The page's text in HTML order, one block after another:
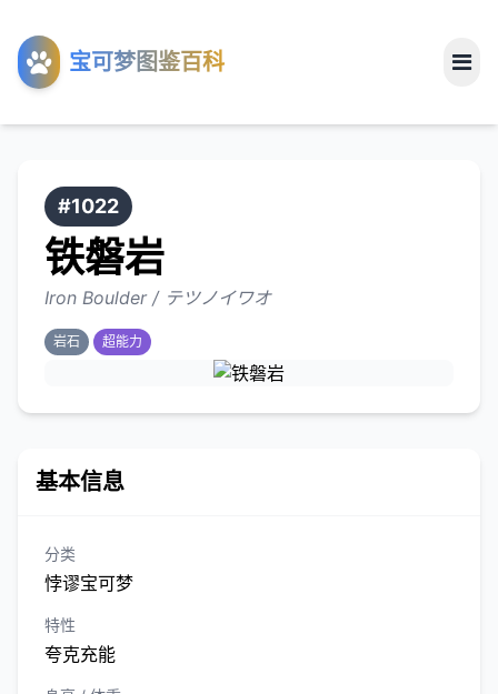
宝可梦图鉴百科
工具
关于
#1022
铁磐岩
Iron Boulder / テツノイワオ
岩石 超能力
基本信息
分类
悖谬宝可梦
特性
夸克充能